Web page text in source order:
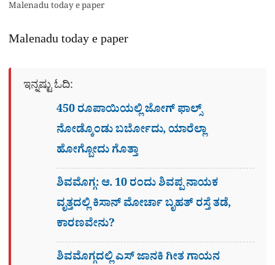
Malenadu today e paper
Malenadu today e paper
ಇನ್ನಷ್ಟು ಓದಿ:
450 ರೂಪಾಯಿಯಲ್ಲಿ ಜೋಗ್​ ಫಾಲ್ಸ್​
ನೋಡ್ಕೊಂಡು ಬರ್ಬೋದು, ಯಾರೆಲ್ಲಾ
ಹೋಗ್ಬೋದು ಗೊತ್ತಾ
ಶಿವಮೊಗ್ಗ: ಆ. 10 ರಂದು ಶಿವಪ್ಪ ನಾಯಕ
ವೃತ್ತದಲ್ಲಿ ಕಿಸಾನ್ ಮೋರ್ಚಾ ಬೃಹತ್ ರಸ್ತೆ ತಡೆ,
ಕಾರಣವೇನು?
ಶಿವಮೊಗ್ಗದಲ್ಲಿ ಎಸ್​ ಜಾನಕಿ ಗೀತ ಗಾಯನ